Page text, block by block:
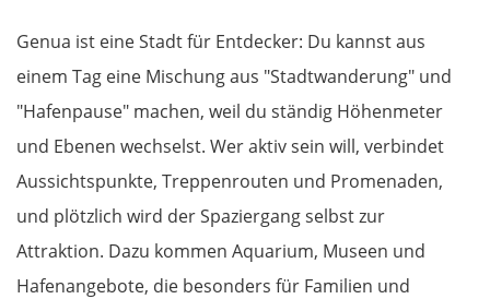
Genua ist eine Stadt für Entdecker: Du kannst aus
einem Tag eine Mischung aus "Stadtwanderung" und
"Hafenpause" machen, weil du ständig Höhenmeter
und Ebenen wechselst. Wer aktiv sein will, verbindet
Aussichtspunkte, Treppenrouten und Promenaden,
und plötzlich wird der Spaziergang selbst zur
Attraktion. Dazu kommen Aquarium, Museen und
Hafenangebote, die besonders für Familien und
Österreich
Salzburg
Vöcklabruck
Linz